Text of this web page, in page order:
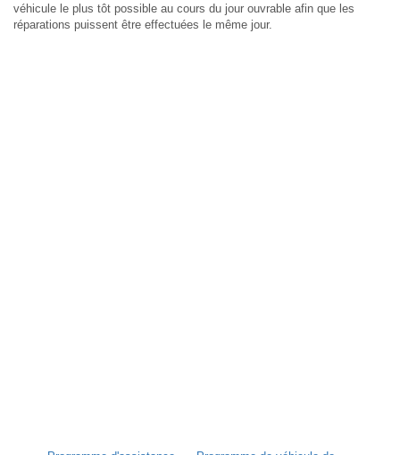
véhicule le plus tôt possible au cours du jour ouvrable afin que les
réparations puissent être effectuées le même jour.